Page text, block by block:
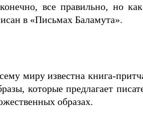
все правильно, но
в «Письмах Баламута».
миру известна книга-
которые предлагает
образах.